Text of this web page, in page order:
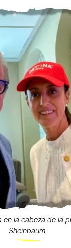
en la cabeza de la
Sheinbaum.